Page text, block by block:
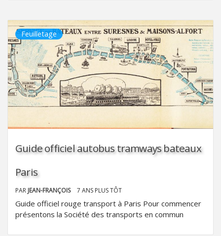
Feuilletage
Guide officiel autobus tramways bateaux
Paris
PAR JEAN-FRANÇOIS 7 ANS PLUS TÔT
Guide officiel rouge transport à Paris Pour commencer
présentons la Société des transports en commun